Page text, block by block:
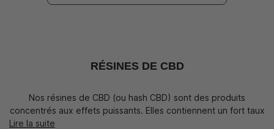
RÉSINES DE CBD
Nos résines de CBD (ou hash CBD) sont des produits
concentrés aux effets puissants. Elles contiennent un fort taux
de CBD tout en respectant les normes légales de THC.
Lire la suite